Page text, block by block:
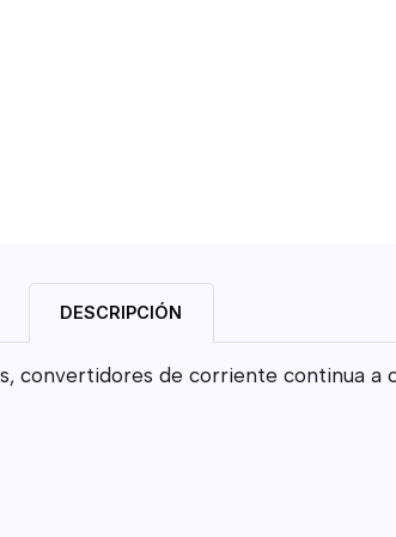
DESCRIPCIÓN
convertidores de corriente continua